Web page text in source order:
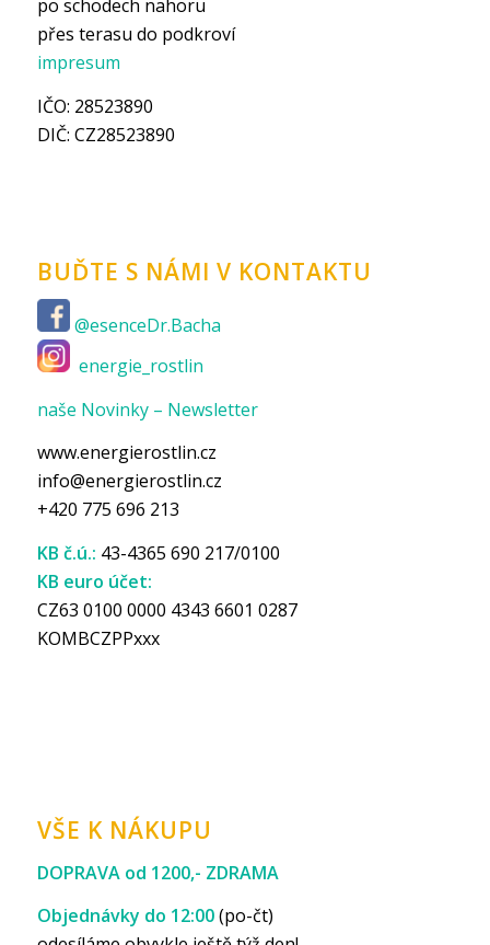
po schodech nahoru
přes terasu do podkroví
impresum
IČO: 28523890
DIČ: CZ28523890
BUĎTE S NÁMI V KONTAKTU
@esenceDr.Bacha
energie_rostlin
naše Novinky – Newsletter
www.energierostlin.cz
info@energierostlin.cz
+420 775 696 213
KB č.ú.: 43-4365 690 217/0100
KB euro účet:
CZ63 0100 0000 4343 6601 0287
KOMBCZPPxxx
VŠE K NÁKUPU
DOPRAVA od 1200,- ZDRAMA
Objednávky do 12:00(po-čt)